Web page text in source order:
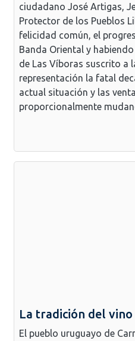
ciudadano José Artigas,
Protector de los Pueblos
felicidad común, el
Banda Oriental y
de Las Víboras suscrito a
representación la fatal
actual situación y las
proporcionalmente
La tradición del
El pueblo uruguayo de